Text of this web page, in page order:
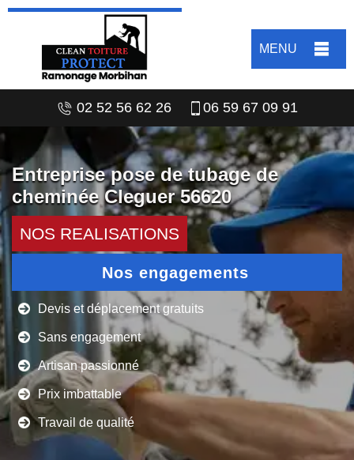
MENU
02 52 56 62 26 06 59 67 09 91
Entreprise pose de tubage de
cheminée Cleguer 56620
NOS REALISATIONS
Nos engagements
Devis et déplacement gratuits
Sans engagement
Artisan passionné
Prix imbattable
Travail de qualité